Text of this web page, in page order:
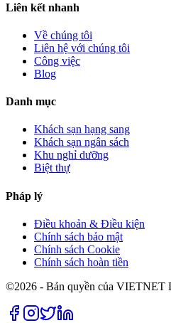
Liên kết nhanh
Về chúng tôi
Liên hệ với chúng tôi
Công việc
Blog
Danh mục
Khách sạn hạng sang
Khách sạn ngân sách
Khu nghỉ dưỡng
Biệt thự
Pháp lý
Điều khoản & Điều kiện
Chính sách bảo mật
Chính sách Cookie
Chính sách hoàn tiền
©2026 - Bản quyền của VIETNET